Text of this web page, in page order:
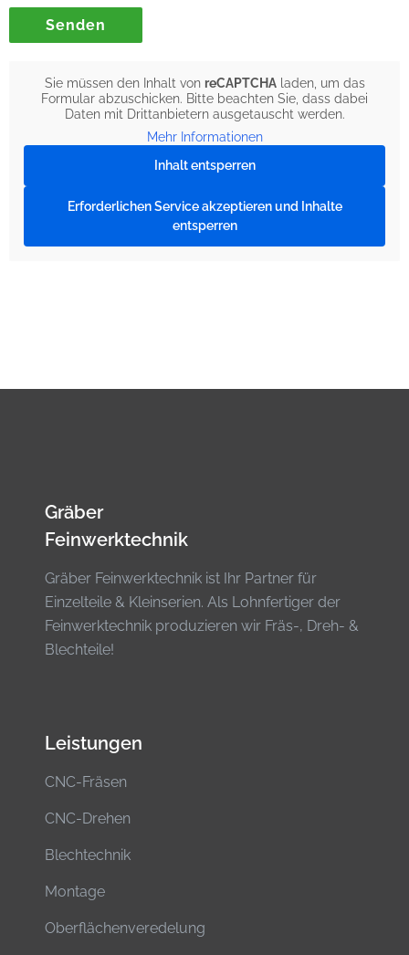
Sie müssen den Inhalt von reCAPTCHAladen, um das
Formular abzuschicken. Bitte beachten Sie, dass dabei
Daten mit Drittanbietern ausgetauscht werden.
Mehr Informationen
Inhalt entsperren
Erforderlichen Service akzeptieren und Inhalte
entsperren
Gräber
Feinwerktechnik
Gräber Feinwerktechnik ist Ihr Partner für
Einzelteile & Kleinserien. Als Lohnfertiger der
Feinwerktechnik produzieren wir Fräs-, Dreh- &
Blechteile!
Leistungen
CNC-Fräsen
CNC-Drehen
Blechtechnik
Montage
Ober­flächen­veredelung